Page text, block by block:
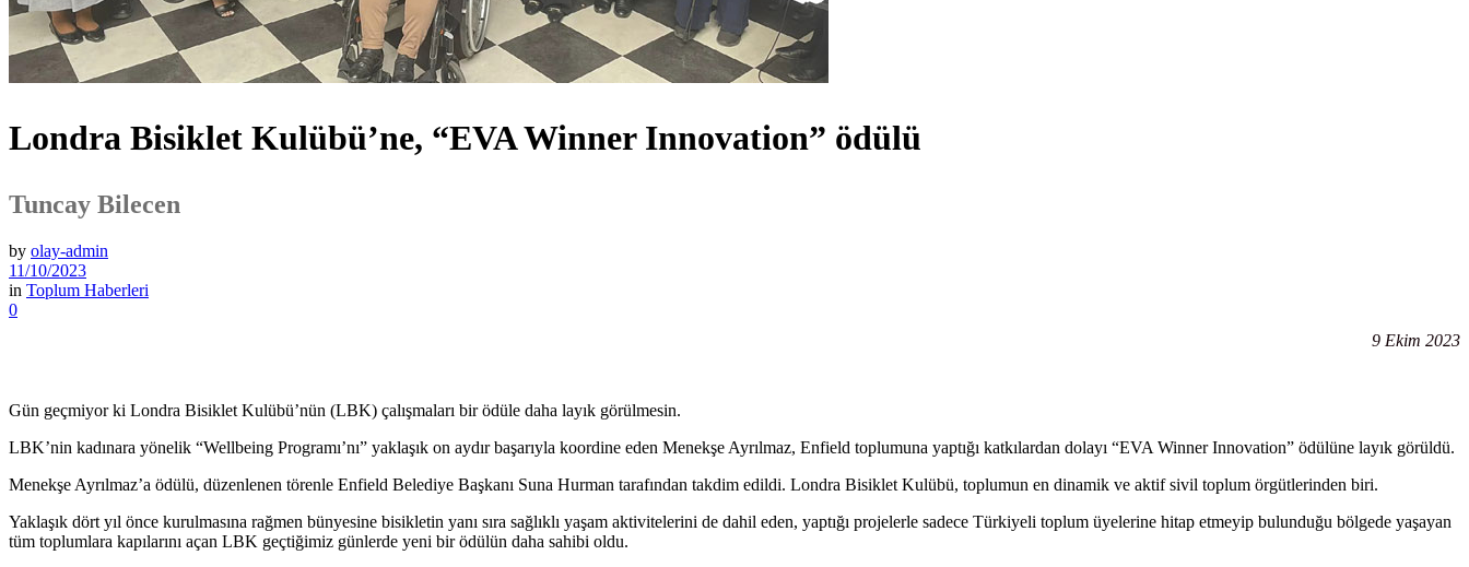
Londra Bisiklet Kulübü’ne, “EVA Winner Innovation” ödülü
Tuncay Bilecen
by olay-admin
11/10/2023
in Toplum Haberleri
0
9 Ekim 2023
Gün geçmiyor ki Londra Bisiklet Kulübü’nün (LBK) çalışmaları bir ödüle daha layık görülmesin.
LBK’nin kadınara yönelik “Wellbeing Programı’nı” yaklaşık on aydır başarıyla koordine eden Menekşe Ayrılmaz, Enfield toplumuna yaptığı katkılardan dolayı “EVA Winner Innovation” ödülüne layık görüldü.
Menekşe Ayrılmaz’a ödülü, düzenlenen törenle Enfield Belediye Başkanı Suna Hurman tarafından takdim edildi. Londra Bisiklet Kulübü, toplumun en dinamik ve aktif sivil toplum örgütlerinden biri.
Yaklaşık dört yıl önce kurulmasına rağmen bünyesine bisikletin yanı sıra sağlıklı yaşam aktivitelerini de dahil eden, yaptığı projelerle sadece Türkiyeli toplum üyelerine hitap etmeyip bulunduğu bölgede yaşayan
tüm toplumlara kapılarını açan LBK geçtiğimiz günlerde yeni bir ödülün daha sahibi oldu.